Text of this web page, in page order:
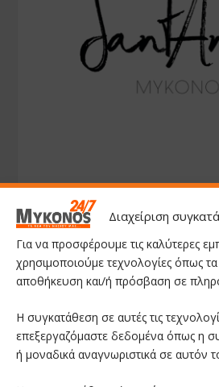
Διαχείριση
Για να προσφέρουμε τις καλύτερες
χρησιμοποιούμε τεχνολογίες όπως
αποθήκευση και/ή πρόσβαση σε
Η συγκατάθεση σε αυτές τις
επεξεργαζόμαστε δεδομένα όπως η
ή μοναδικά αναγνωριστικά σε αυτόν